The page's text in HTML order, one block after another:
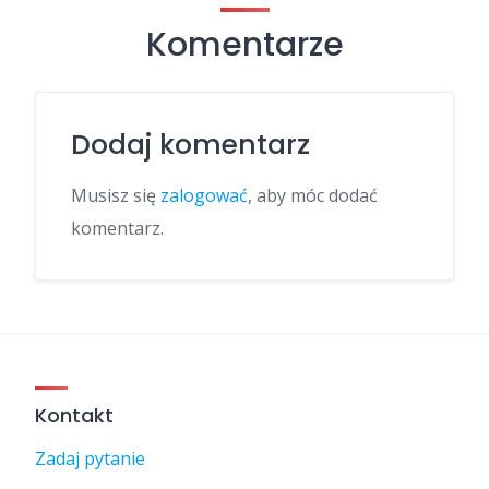
Komentarze
Dodaj komentarz
Musisz się zalogować, aby móc dodać
komentarz.
Kontakt
Zadaj pytanie